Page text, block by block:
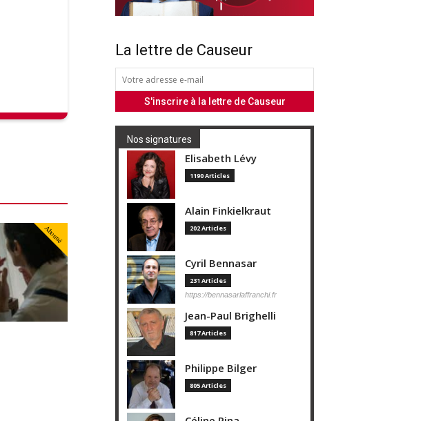
Abonné
La lettre de Causeur
Nos signatures
Elisabeth Lévy
1190 Articles
Alain Finkielkraut
202 Articles
Cyril Bennasar
231 Articles
https://bennasarlaffranchi.fr
Jean-Paul Brighelli
817 Articles
Philippe Bilger
805 Articles